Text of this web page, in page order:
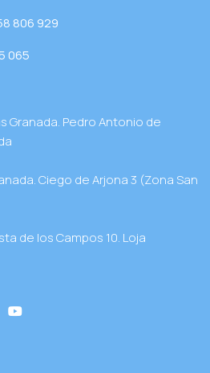
806 929
065
Granada. Pedro Antonio de
Ciego de Arjona 3 (Zona San
de los Campos 10. Loja